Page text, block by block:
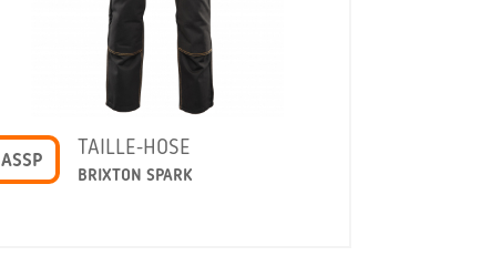
ASSP
TAILLE-HOSE
BRIXTON SPARK